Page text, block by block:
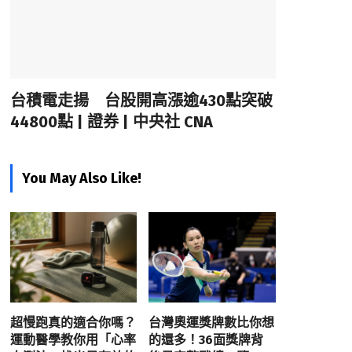
台積電走揚 台股開高漲逾430點突破
44800點 | 證券 | 中央社 CNA
You May Also Like!
超慢跑真的適合你嗎？
運動醫學教你用「心率
台灣奧運獎牌數比你想
的還多！36面獎牌背